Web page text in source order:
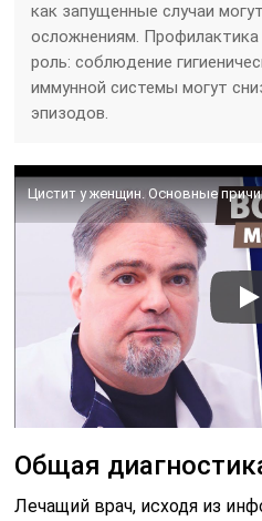
как запущенные случаи
осложнениям.
роль: соблюдение
иммунной системы могут
эпизодов.
Общая
Лечащий врач, исходя из